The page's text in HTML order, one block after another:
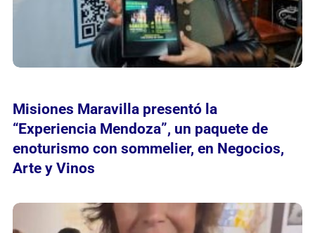
Misiones Maravilla presentó la
“Experiencia Mendoza”, un paquete de
enoturismo con sommelier, en Negocios,
Arte y Vinos